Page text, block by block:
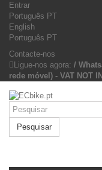
Entrar
Português PT
English
Português PT
Contacte-nos
Ligue-nos agora: /
rede móvel) - VAT NOT
Pesquisar